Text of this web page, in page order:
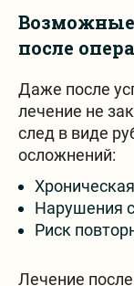
Возможные
после
Даже после
лечение не
след в виде
осложнений:
Нарушения
Риск
Лечение